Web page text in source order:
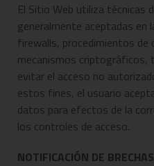
El Sitio Web utiliza técnicas
generalmente aceptadas en
firewalls, procedimientos de
mecanismos criptográficos,
evitar el acceso no
estos fines, el usuario
datos para efectos de la
los controles de acceso.
NOTIFICACIÓN DE